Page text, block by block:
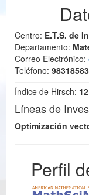
Centro: E.T.S. de
Departamento:
Correo Electrónico:
Teléfono:
Índice de Hirsch:
Líneas de
Optimización
Perfil